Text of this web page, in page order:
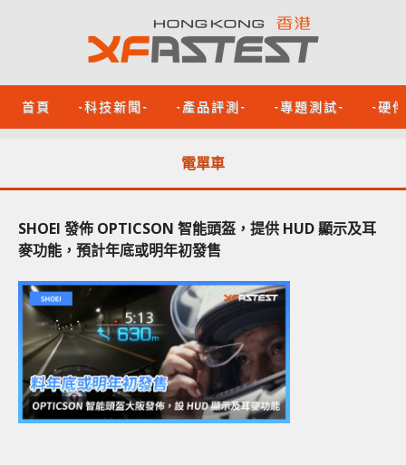
首頁 -科技新聞- -產品評測- -專題測試- -硬
電單車
SHOEI 發佈 OPTICSON 智能頭盔，提供 HUD 顯示及耳
麥功能，預計年底或明年初發售